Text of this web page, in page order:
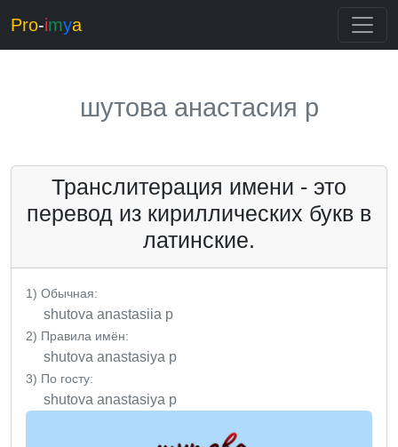
Pro-imya
шутова анастасия p
Транслитерация имени - это
перевод из кириллических букв в
латинские.
1) Обычная:
shutova anastasiia p
2) Правила имён:
shutova anastasiya p
3) По госту:
shutova anastasiya p